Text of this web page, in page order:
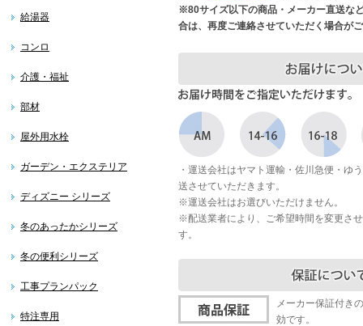
給湯器
コンロ
介護・福祉
部材
屋外用水栓
ガーデン・エクステリア
ディズニー シリーズ
冬のあったかシリーズ
冬の便利シリーズ
工事プランパック
特注専用
※80サイズ以下の商品・メーカー直送な
合は、再度ご連絡させていただく場合が
・運送会社はヤマト運輸・佐川急便・ゆ
送させていただきます。
※運送会社はお選びいただけません。
※配送業者により、ご希望時間を変更さ
す。
メーカー保証付き
効です。